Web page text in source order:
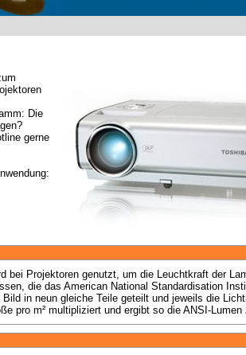
Die
gerne
bei Projektoren genutzt, um die Leuchtkraft der
die das American National Standardisation
in neun gleiche Teile geteilt und jeweils die